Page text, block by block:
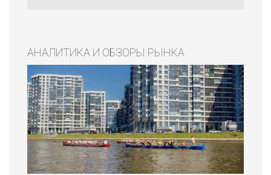
АНАЛИТИКА И ОБЗОРЫ РЫНКА